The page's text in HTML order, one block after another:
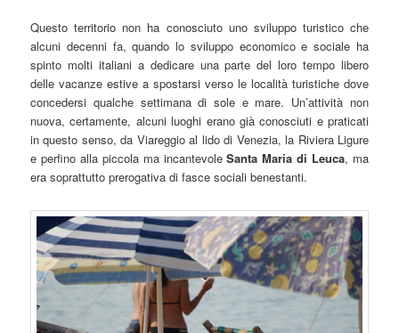
Questo territorio non ha conosciuto uno sviluppo turistico che
alcuni decenni fa, quando lo sviluppo economico e sociale ha
spinto molti italiani a dedicare una parte del loro tempo libero
delle vacanze estive a spostarsi verso le località turistiche dove
concedersi qualche settimana di sole e mare. Un’attività non
nuova, certamente, alcuni luoghi erano già conosciuti e praticati
in questo senso, da Viareggio al lido di Venezia, la Riviera Ligure
e perfino alla piccola ma incantevoleSanta Maria di Leuca, ma
era soprattutto prerogativa di fasce sociali benestanti.